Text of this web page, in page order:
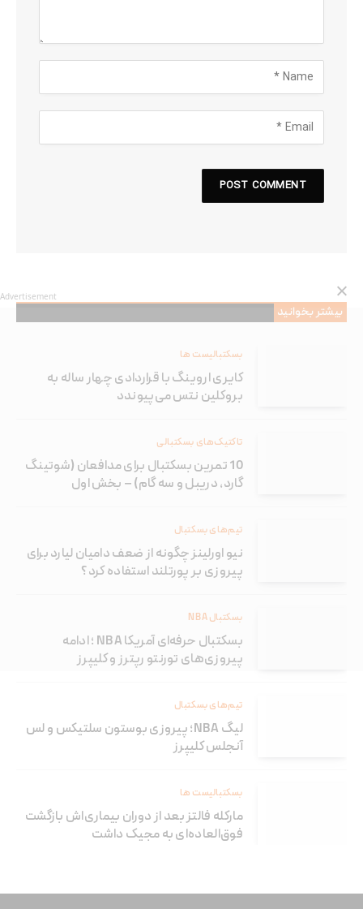
بیشتر بخوانید
بسکتبالیست ها
کایری اروینگ با قراردادی چهار ساله به
بروکلین نتس می‌پیوندد
تاکتیک‌های بسکتبالی
10 تمرین بسکتبال برای مدافعان (شوتینگ
گارد، دریبل و سه گام) – بخش اول
تیم‌های بسکتبال
نیو اورلینز چگونه از ضعف دامیان لیارد برای
پیروزی بر پورتلند استفاده کرد؟
بسکتبال NBA
بسکتبال حرفه‌ای آمریکا NBA ؛ ادامه
پیروزی‌های تورنتو رپترز و کلیپرز
تیم‌های بسکتبال
لیگ NBA؛ پیروزی بوستون سلتیکس و لس
آنجلس کلیپرز
بسکتبالیست ها
مارکله فالتز بعد از دوران بیماری‌اش بازگشت
فوق‌العاده‌ای به مجیک داشت
Advertisement